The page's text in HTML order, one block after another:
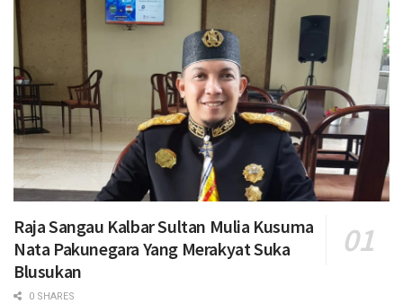
Raja Sangau Kalbar Sultan Mulia Kusuma
Nata Pakunegara Yang Merakyat Suka
Blusukan
0 SHARES